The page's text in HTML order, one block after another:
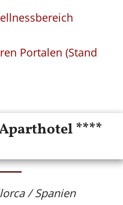
Portalen (Stand
****
/ Spanien